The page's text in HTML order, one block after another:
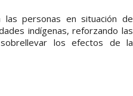
las personas en situación de
indígenas, reforzando las
los efectos de la